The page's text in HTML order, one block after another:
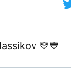
💛💙